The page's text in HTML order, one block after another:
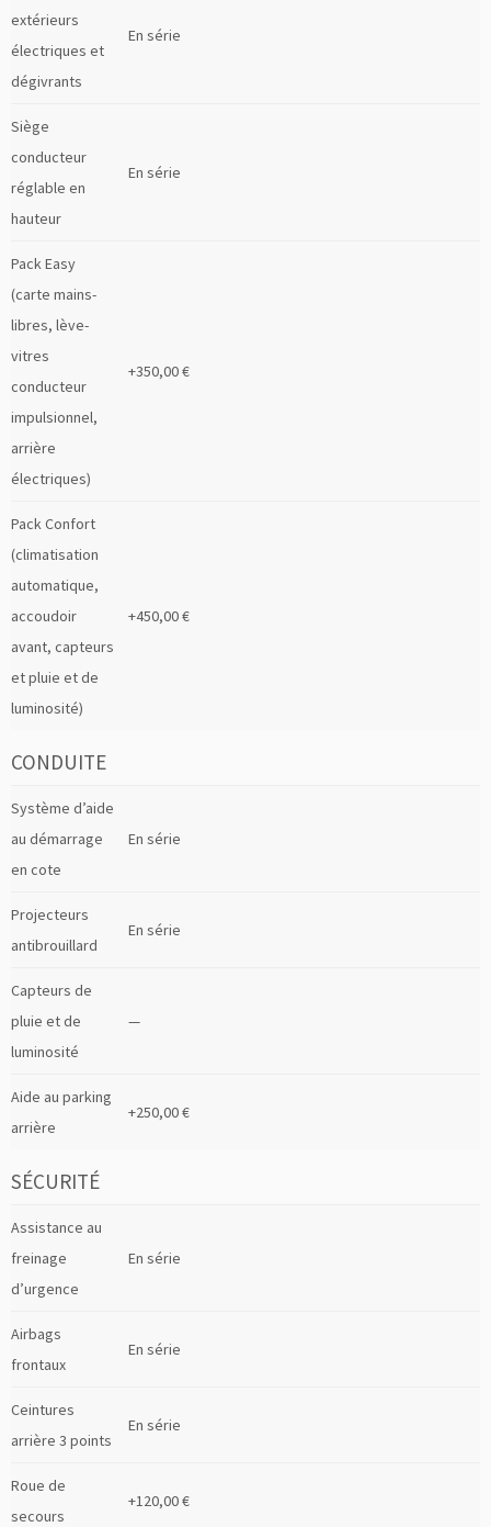
extérieurs
électriques et
dégivrants
En série
Siège
conducteur
réglable en
hauteur
En série
Pack Easy
(carte mains-
libres, lève-
vitres
conducteur
impulsionnel,
arrière
électriques)
+350,00 €
Pack Confort
(climatisation
automatique,
accoudoir
avant, capteurs
et pluie et de
luminosité)
+450,00 €
CONDUITE
Système d’aide
au démarrage
en cote
En série
Projecteurs
antibrouillard
En série
Capteurs de
pluie et de
luminosité
—
Aide au parking
arrière
+250,00 €
SÉCURITÉ
Assistance au
freinage
d’urgence
En série
Airbags
frontaux
En série
Ceintures
arrière 3 points
En série
Roue de
secours
+120,00 €